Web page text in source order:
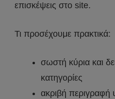
επισκέψεις στο site.
Τι προσέχουμε πρακτικά:
σωστή κύρια και
κατηγορίες
ακριβή περιγραφή